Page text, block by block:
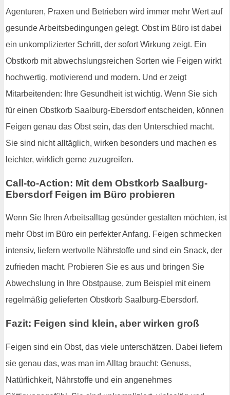
Agenturen, Praxen und Betrieben wird immer mehr Wert auf
gesunde Arbeitsbedingungen gelegt. Obst im Büro ist dabei
ein unkomplizierter Schritt, der sofort Wirkung zeigt. Ein
Obstkorb mit abwechslungsreichen Sorten wie Feigen wirkt
hochwertig, motivierend und modern. Und er zeigt
Mitarbeitenden: Ihre Gesundheit ist wichtig. Wenn Sie sich
für einen Obstkorb Saalburg-Ebersdorf entscheiden, können
Feigen genau das Obst sein, das den Unterschied macht.
Sie sind nicht alltäglich, wirken besonders und machen es
leichter, wirklich gerne zuzugreifen.
Call-to-Action: Mit dem Obstkorb Saalburg-
Ebersdorf Feigen im Büro probieren
Wenn Sie Ihren Arbeitsalltag gesünder gestalten möchten, ist
mehr Obst im Büro ein perfekter Anfang. Feigen schmecken
intensiv, liefern wertvolle Nährstoffe und sind ein Snack, der
zufrieden macht. Probieren Sie es aus und bringen Sie
Abwechslung in Ihre Obstpause, zum Beispiel mit einem
regelmäßig gelieferten Obstkorb Saalburg-Ebersdorf.
Fazit: Feigen sind klein, aber wirken groß
Feigen sind ein Obst, das viele unterschätzen. Dabei liefern
sie genau das, was man im Alltag braucht: Genuss,
Natürlichkeit, Nährstoffe und ein angenehmes